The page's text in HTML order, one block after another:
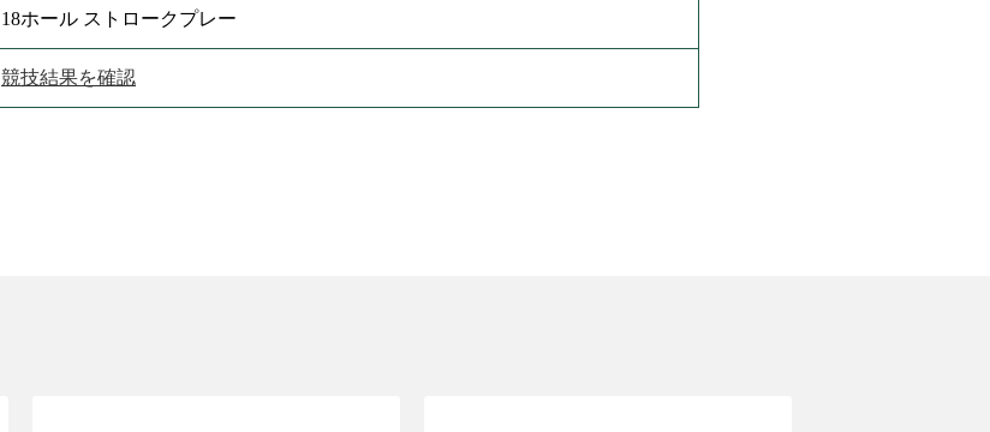
18ホール ストロークプレー
競技結果を確認